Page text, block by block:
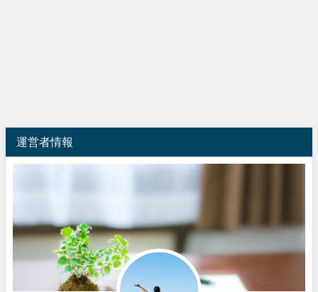
運営者情報